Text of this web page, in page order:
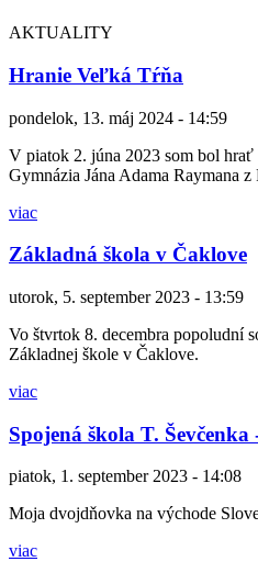
AKTUALITY
Hranie Veľká Tŕňa
pondelok, 13. máj 2024 - 14:59
V piatok 2. júna 2023 som bol
Gymnázia Jána Adama Raymana z
viac
Základná škola v Čaklove
utorok, 5. september 2023 - 13:59
Vo štvrtok 8. decembra popoludní
Základnej škole v Čaklove.
viac
Spojená škola T. Ševčenka
piatok, 1. september 2023 - 14:08
Moja dvojdňovka na východe
viac